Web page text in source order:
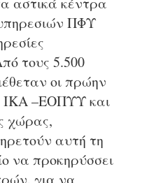
ΠΦΥ
τους 5.500
οι πρώην
ΙΚΑ –ΕΟΠΥΥ και
χώρας,
αυτή τη
να προκηρύσσει
για να